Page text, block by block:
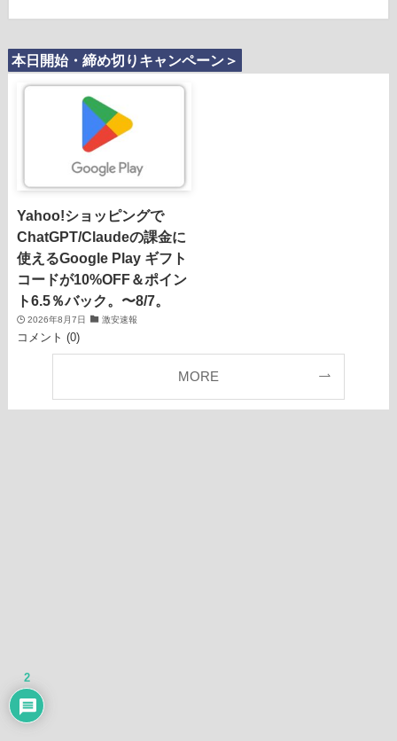
本日開始・締め切りキャンペーン＞
Yahoo!ショッピングで
ChatGPT/Claudeの課金に
使えるGoogle Play ギフト
コードが10%OFF＆ポイン
ト6.5％バック。〜8/7。
2026年8月7日 激安速報
コメント (0)
MORE
2